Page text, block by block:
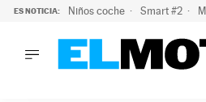
ES NOTICIA: Niños coche Smart #2